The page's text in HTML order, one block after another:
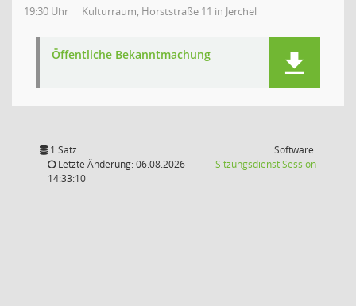
19:30 Uhr Kulturraum, Horststraße 11 in Jerchel
Öffentliche Bekanntmachung
1 Satz
Letzte Änderung: 06.08.2026
14:33:10
Software:
SitzungsdienstSession(Wird in